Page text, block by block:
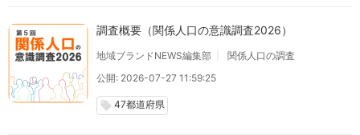
調査概要（関係人口の意識調査2026）
地域ブランドNEWS編集部
関係人口の調査
公開: 2026-07-27 11:59:25
local_offer 47都道府県